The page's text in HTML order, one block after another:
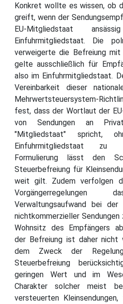
Konkret wollte es wissen, ob
greift, wenn der
EU-Mitgliedstaat
Einfuhrmitgliedstaat. Die
verweigerte die Befreiung mit
gelte ausschließlich für
also im Einfuhrmitgliedstaat.
Vereinbarkeit dieser
Mehrwertsteuersystem-
fest, dass der Wortlaut der
von Sendungen an
"Mitgliedstaat" spricht,
Einfuhrmitgliedstaat zu
Formulierung lässt den
Steuerbefreiung für
weit gilt. Zudem verfolgen
Verwaltungsaufwand bei der
nichtkommerzieller Sendungen
Wohnsitz des Empfängers
der Befreiung ist daher nicht
dem Zweck der
Steuerbefreiung
geringen Wert und im
Charakter solcher meist
versteuerten